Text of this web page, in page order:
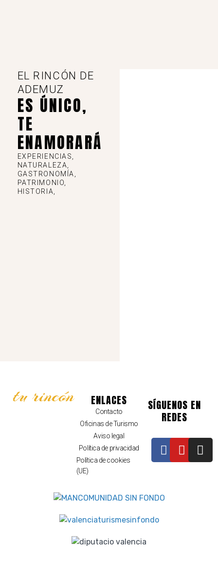
EL RINCÓN DE
ADEMUZ
ES ÚNICO,
TE
ENAMORARÁ
EXPERIENCIAS,
NATURALEZA,
GASTRONOMÍA,
PATRIMONIO,
HISTORIA,
tu rincón ENLACES
Contacto
Oficinas de Turismo
Aviso legal
Política de privacidad
Política de cookies
(UE)
SÍGUENOS EN
REDES